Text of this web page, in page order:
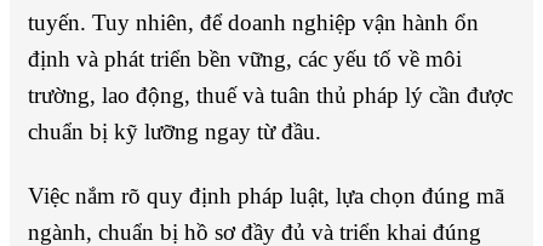
tuyến. Tuy nhiên, để doanh nghiệp vận hành ổn
định và phát triển bền vững, các yếu tố về môi
trường, lao động, thuế và tuân thủ pháp lý cần được
chuẩn bị kỹ lưỡng ngay từ đầu.
Việc nắm rõ quy định pháp luật, lựa chọn đúng mã
ngành, chuẩn bị hồ sơ đầy đủ và triển khai đúng